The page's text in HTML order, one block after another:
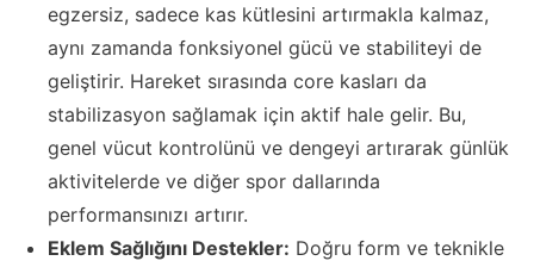
egzersiz, sadece kas kütlesini artırmakla kalmaz,
aynı zamanda fonksiyonel gücü ve stabiliteyi de
geliştirir. Hareket sırasında core kasları da
stabilizasyon sağlamak için aktif hale gelir. Bu,
genel vücut kontrolünü ve dengeyi artırarak günlük
aktivitelerde ve diğer spor dallarında
performansınızı artırır.
Eklem Sağlığını Destekler: Doğru form ve teknikle